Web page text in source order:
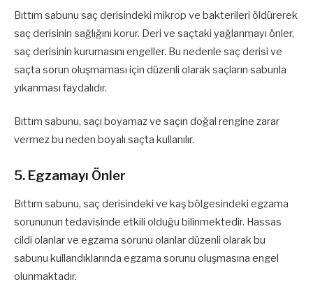
Bıttım sabunu saç derisindeki mikrop ve bakterileri öldürerek
saç derisinin sağlığını korur. Deri ve saçtaki yağlanmayı önler,
saç derisinin kurumasını engeller. Bu nedenle saç derisi ve
saçta sorun oluşmaması için düzenli olarak saçların sabunla
yıkanması faydalıdır.
Bıttım sabunu, saçı boyamaz ve saçın doğal rengine zarar
vermez bu neden boyalı saçta kullanılır.
5. Egzamayı Önler
Bıttım sabunu, saç derisindeki ve kaş bölgesindeki egzama
sorununun tedavisinde etkili olduğu bilinmektedir. Hassas
cildi olanlar ve egzama sorunu olanlar düzenli olarak bu
sabunu kullandıklarında egzama sorunu oluşmasına engel
olunmaktadır.